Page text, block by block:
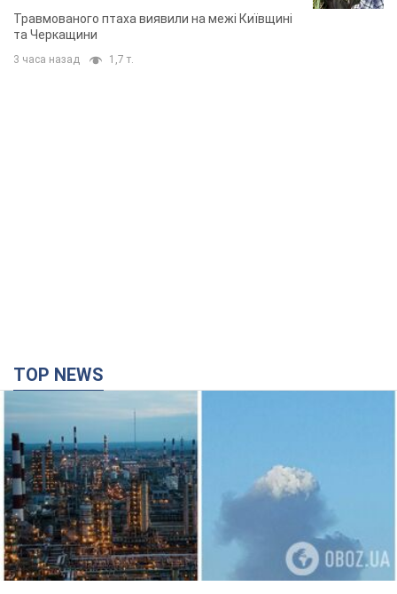
Травмованого птаха виявили на межі Київщині
та Черкащини
3 часа назад 1,7 т.
TOP NEWS